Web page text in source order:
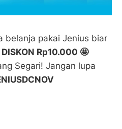
belanja pakai Jenius biar
DISKON Rp10.000 🤩
Segari! Jangan lupa